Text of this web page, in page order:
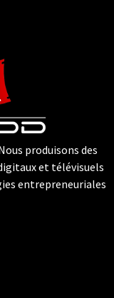
produisons des
et télévisuels
entrepreneuriales